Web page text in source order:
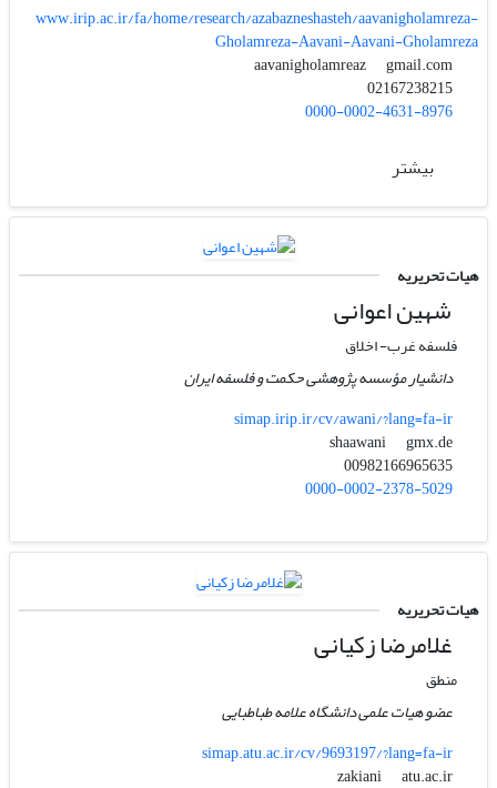
www.irip.ac.ir/fa/home/research/azabazneshasteh/aavanigholamreza-
Gholamreza-Aavani-Aavani-Gholamreza
aavanigholamreaz
gmail.com
02167238215
0000-0002-4631-8976
بیشتر
هیات تحریریه
شهین اعوانی
فلسفه غرب- اخلاق
دانشیار مؤسسه پژوهشی حکمت و فلسفه ایران
simap.irip.ir/cv/awani/?lang=fa-ir
shaawani
gmx.de
00982166965635
0000-0002-2378-5029
هیات تحریریه
غلامرضا زکیانی
منطق
عضو هیات علمی دانشگاه علامه طباطبایی
simap.atu.ac.ir/cv/9693197/?lang=fa-ir
zakiani
atu.ac.ir